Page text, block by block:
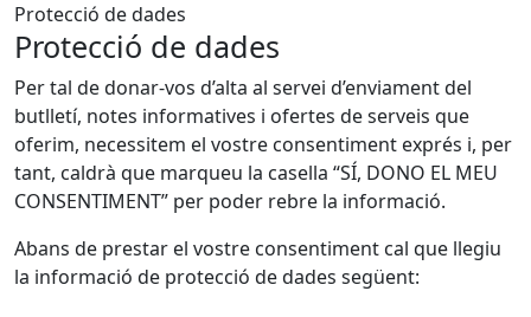
Protecció de dades
Protecció de dades
Per tal de donar-vos d’alta al servei d’enviament del
butlletí, notes informatives i ofertes de serveis que
oferim, necessitem el vostre consentiment exprés i, per
tant, caldrà que marqueu la casella “SÍ, DONO EL MEU
CONSENTIMENT” per poder rebre la informació.
Abans de prestar el vostre consentiment cal que llegiu
la informació de protecció de dades següent: